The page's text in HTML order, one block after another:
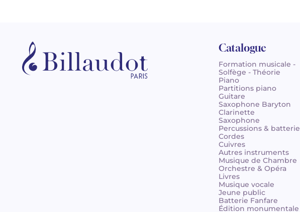
Catalogue
Formation musicale -
Solfège - Théorie
Piano
Partitions piano
Guitare
Saxophone Baryton
Clarinette
Saxophone
Percussions & batterie
Cordes
Cuivres
Autres instruments
Musique de Chambre
Orchestre & Opéra
Livres
Musique vocale
Jeune public
Batterie Fanfare
Édition monumentale